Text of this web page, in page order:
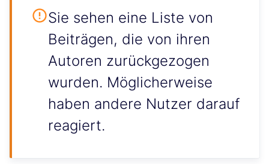
Sie sehen eine Liste von
Beiträgen, die von ihren
Autoren zurückgezogen
wurden. Möglicherweise
haben andere Nutzer darauf
reagiert.